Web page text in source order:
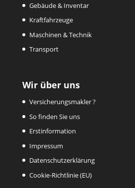
Gebäude & Inventar
Kraftfahrzeuge
Maschinen & Technik
Transport
Wir über uns
Versicherungsmakler ?
So finden Sie uns
Erstinformation
Impressum
Datenschutzerklärung
Cookie-Richtlinie (EU)